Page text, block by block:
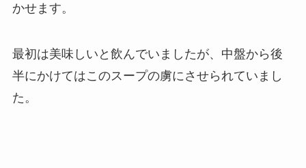
かせます。
最初は美味しいと飲んでいましたが、中盤から後
半にかけてはこのスープの虜にさせられていまし
た。